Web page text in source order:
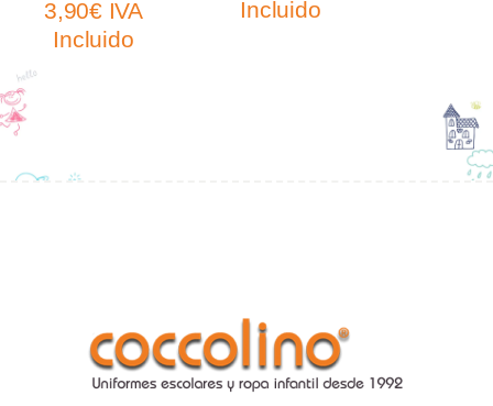
3,90€ IVA
Incluido
Incluido